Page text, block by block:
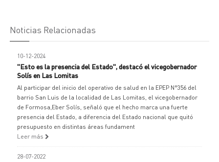
Noticias Relacionadas
10-12-2024
"Esto es la presencia del Estado", destacó el vicegobernador
Solís en Las Lomitas
Al participar del inicio del operativo de salud en la EPEP N°356 del
barrio San Luis de la localidad de Las Lomitas, el vicegobernador
de Formosa,Eber Solís, señaló que el hecho marca una fuerte
presencia del Estado, a diferencia del Estado nacional que quitó
presupuesto en distintas áreas fundament
Leer más
28-07-2022